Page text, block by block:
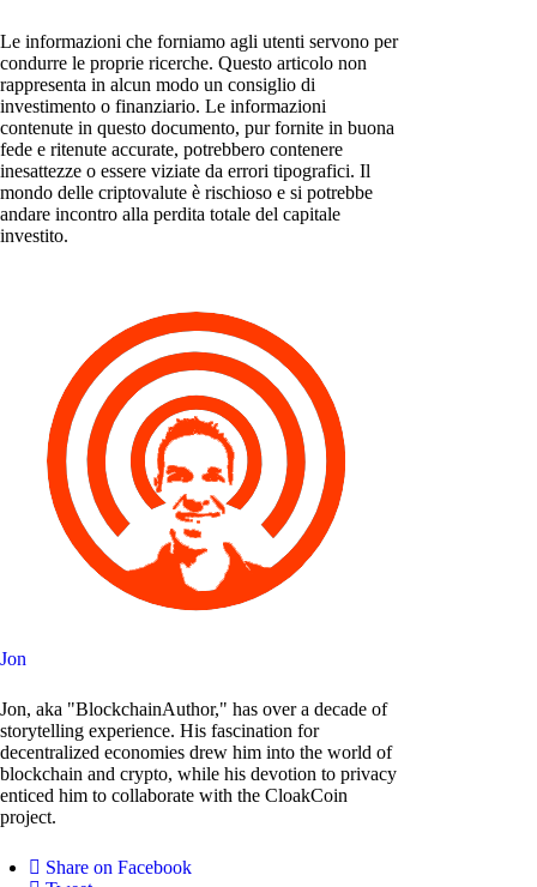
Le informazioni che forniamo agli utenti servono per
condurre le proprie ricerche. Questo articolo non
rappresenta in alcun modo un consiglio di
investimento o finanziario. Le informazioni
contenute in questo documento, pur fornite in buona
fede e ritenute accurate, potrebbero contenere
inesattezze o essere viziate da errori tipografici. Il
mondo delle criptovalute è rischioso e si potrebbe
andare incontro alla perdita totale del capitale
investito.
Jon
Jon, aka "BlockchainAuthor," has over a decade of
storytelling experience. His fascination for
decentralized economies drew him into the world of
blockchain and crypto, while his devotion to privacy
enticed him to collaborate with the CloakCoin
project.
Share on Facebook